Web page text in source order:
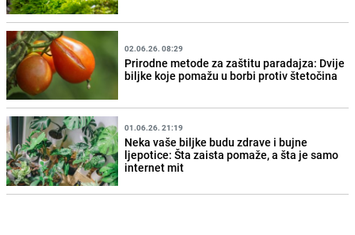
02.06.26. 08:29
Prirodne metode za zaštitu paradajza: Dvije
biljke koje pomažu u borbi protiv štetočina
01.06.26. 21:19
Neka vaše biljke budu zdrave i bujne
ljepotice: Šta zaista pomaže, a šta je samo
internet mit